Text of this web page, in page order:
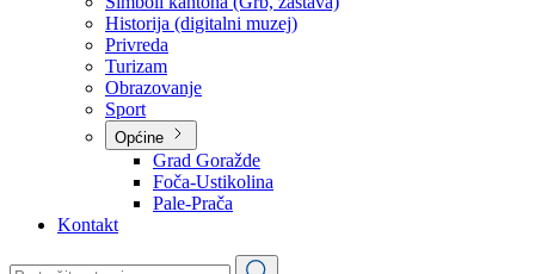
O kantonu
O kantonu
Simboli kantona (Grb, zastava)
Historija (digitalni muzej)
Privreda
Turizam
Obrazovanje
Općine
Pale-Prača